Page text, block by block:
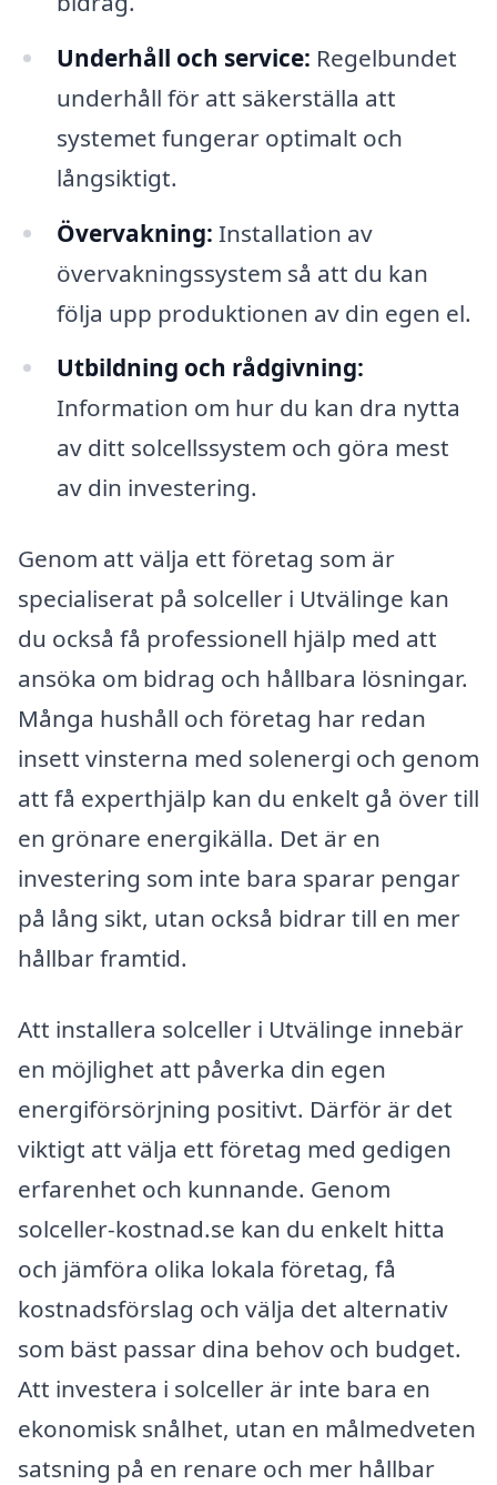
Underhåll och service: Regelbundet
underhåll för att säkerställa att
systemet fungerar optimalt och
långsiktigt.
Övervakning: Installation av
övervakningssystem så att du kan
följa upp produktionen av din egen el.
Utbildning och rådgivning:
Information om hur du kan dra nytta
av ditt solcellssystem och göra mest
av din investering.
Genom att välja ett företag som är
specialiserat på solceller i Utvälinge kan
du också få professionell hjälp med att
ansöka om bidrag och hållbara lösningar.
Många hushåll och företag har redan
insett vinsterna med solenergi och genom
att få experthjälp kan du enkelt gå över till
en grönare energikälla. Det är en
investering som inte bara sparar pengar
på lång sikt, utan också bidrar till en mer
hållbar framtid.
Att installera solceller i Utvälinge innebär
en möjlighet att påverka din egen
energiförsörjning positivt. Därför är det
viktigt att välja ett företag med gedigen
erfarenhet och kunnande. Genom
solceller-kostnad.se kan du enkelt hitta
och jämföra olika lokala företag, få
kostnadsförslag och välja det alternativ
som bäst passar dina behov och budget.
Att investera i solceller är inte bara en
ekonomisk snålhet, utan en målmedveten
satsning på en renare och mer hållbar